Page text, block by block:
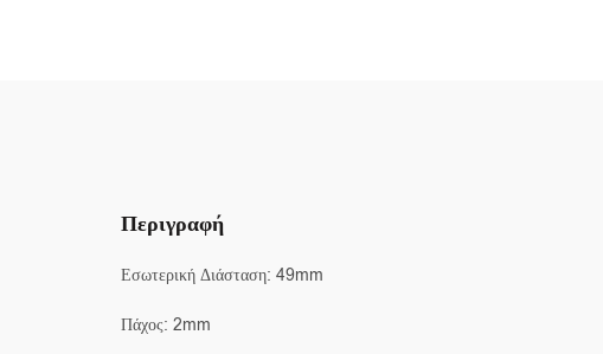
Περιγραφή
Εσωτερική Διάσταση: 49mm
Πάχος: 2mm